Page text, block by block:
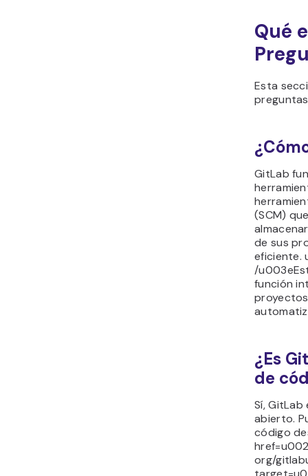
Qué
Esta
GitLab
(SCM)
de sus
eficiente.
/
función
¿Es
de
Sí,
abierto.
código
org/